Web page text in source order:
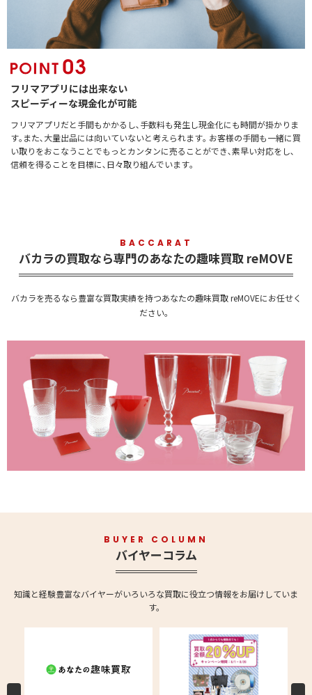
フリマアプリには出来ない
スピーディーな現金化が可能
フリマアプリだと手間もかかるし､手数料も発生し現金化にも時間が掛かりま
す｡また､大量出品には向いていないと考えられます｡ お客様の手間も一緒に買
い取りをおこなうことでもっとカンタンに売ることができ､素早い対応をし､
信頼を得ることを目標に､日々取り組んでいます｡
BACCARAT
バカラの買取なら専門のあなたの趣味買取 reMOVE
バカラを売るなら豊富な買取実績を持つあなたの趣味買取 reMOVEにお任せく
ださい。
BUYER COLUMN
バイヤーコラム
知識と経験豊富なバイヤーがいろいろな買取に役立つ情報をお届けしていま
す。